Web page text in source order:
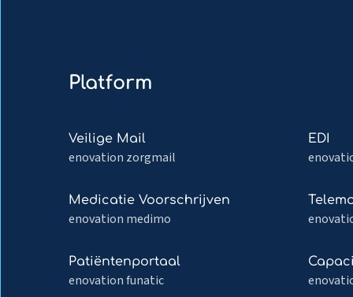
Platform
Veilige Mail
enovation zorgmail
Read
more
Veilige
Mail
EDI
Read
more
EDI
Medicatie Voorschrijven
enovation medimo
Read
more
Medicatie
Voorschrijven
Read
more
Patiëntenportaal
enovation funatic
Read
more
Read
more